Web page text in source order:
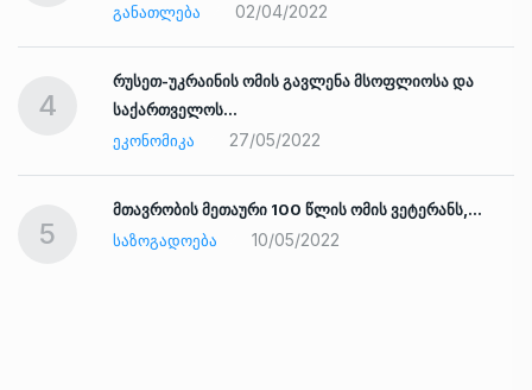
ᲒᲐᲜᲐᲗᲚᲔᲑᲐ
02/04/2022
4
რუსეთ-უკრაინის ომის გავლენა მსოფლიოსა და
საქართველოს…
ᲔᲙᲝᲜᲝᲛᲘᲙᲐ
27/05/2022
5
მთავრობის მეთაური 100 წლის ომის ვეტერანს,…
ᲡᲐᲖᲝᲒᲐᲓᲝᲔᲑᲐ
10/05/2022